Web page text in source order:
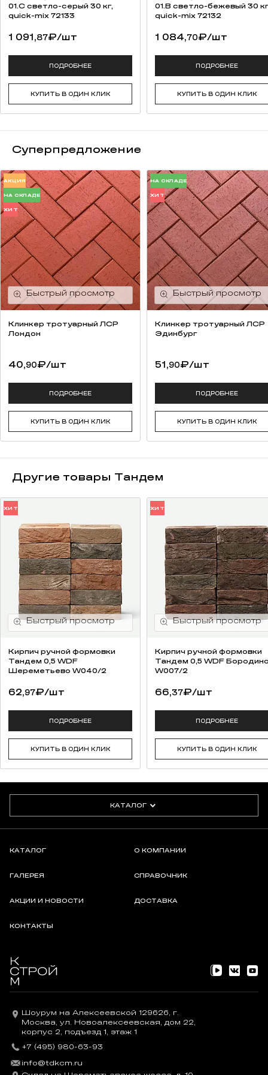
высокая прочность на изгиб;
качественная упаковка (термоусадочная пленка, каждый ряд
потертостей).
заказ (от 50 000 штук);
сохранение традиций русских мастеров.
01.C светло-серый 30 кг,
quick-mix 72133
1 091,87₽/шт
ПОДРОБНЕЕ
КУПИТЬ В ОДИН КЛИК
01.B светло-бежевый 30
quick-mix 72132
1 084,70₽/шт
ПОДРОБНЕЕ
КУПИТЬ В ОДИН КЛИК
Суперпредложение
АКЦИЯ
НА СКЛАДЕ
ХИТ
Клинкер тротуарный ЛСР
Лондон
40,90₽/шт
ПОДРОБНЕЕ
КУПИТЬ В ОДИН КЛИК
НА СКЛАДЕ
ХИТ
Клинкер тротуарный ЛСР
Эдинбург
51,90₽/шт
ПОДРОБНЕЕ
КУПИТЬ В ОДИН КЛИК
Другие товары Тандем
ХИТ
Кирпич ручной формовки
Тандем 0,5 WDF
Шереметьево W040/2
62,97₽/шт
ПОДРОБНЕЕ
КУПИТЬ В ОДИН КЛИК
ХИТ
Кирпич ручной формовки
Тандем 0,5 WDF
W007/2
66,37₽/шт
ПОДРОБНЕЕ
КУПИТЬ В ОДИН КЛИК
КАТАЛОГ
КАТАЛОГ О КОМПАНИИ
ГАЛЕРЕЯ СПРАВОЧНИК
АКЦИИ И НОВОСТИ ДОСТАВКА
КОНТАКТЫ
Шоурум на Алексеевской 129626, г.
Москва, ул. Новоалексеевская, дом 22,
корпус 2, подъезд 1, этаж 1
+7 (495) 980-63-93
info@tdkcm.ru